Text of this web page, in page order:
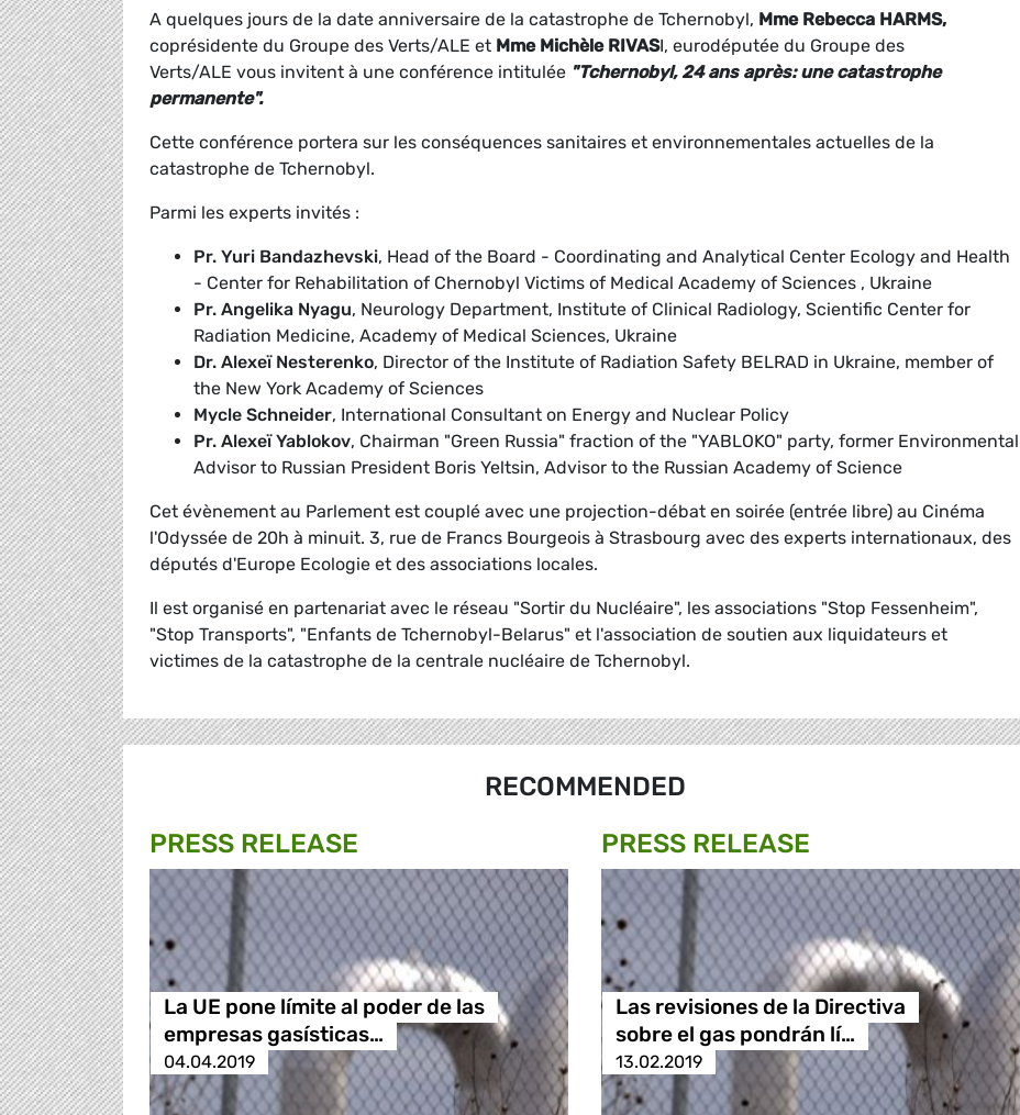
A quelques jours de la date anniversaire de la catastrophe de Tchernobyl, Mme Rebecca HARMS,
coprésidente du Groupe des Verts/ALE et Mme Michèle RIVASI, eurodéputée du Groupe des
Verts/ALE vous invitent à une conférence intitulée "Tchernobyl, 24 ans après: une catastrophe
permanente".
Cette conférence portera sur les conséquences sanitaires et environnementales actuelles de la
catastrophe de Tchernobyl.
Parmi les experts invités :
Pr. Yuri Bandazhevski, Head of the Board - Coordinating and Analytical Center Ecology and Health
- Center for Rehabilitation of Chernobyl Victims of Medical Academy of Sciences , Ukraine
Pr. Angelika Nyagu, Neurology Department, Institute of Clinical Radiology, Scientific Center for
Radiation Medicine, Academy of Medical Sciences, Ukraine
Dr. Alexeï Nesterenko, Director of the Institute of Radiation Safety BELRAD in Ukraine, member of
the New York Academy of Sciences
Mycle Schneider, International Consultant on Energy and Nuclear Policy
Pr. Alexeï Yablokov, Chairman "Green Russia" fraction of the "YABLOKO" party, former Environmental
Advisor to Russian President Boris Yeltsin, Advisor to the Russian Academy of Science
Cet évènement au Parlement est couplé avec une projection-débat en soirée (entrée libre) au Cinéma
l'Odyssée de 20h à minuit. 3, rue de Francs Bourgeois à Strasbourg avec des experts internationaux, des
députés d'Europe Ecologie et des associations locales.
Il est organisé en partenariat avec le réseau "Sortir du Nucléaire", les associations "Stop Fessenheim",
"Stop Transports", "Enfants de Tchernobyl-Belarus" et l'association de soutien aux liquidateurs et
victimes de la catastrophe de la centrale nucléaire de Tchernobyl.
RECOMMENDED
PRESS RELEASE
La UE pone límite al poder de las
empresas gasísticas…
04.04.2019
PRESS RELEASE
Las revisiones de la Directiva
sobre el gas pondrán lí…
13.02.2019